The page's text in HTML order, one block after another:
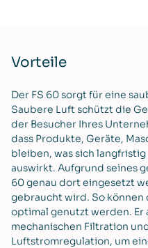
Vorteile
Der FS 60 sorgt für eine
Saubere Luft schützt die
der Besucher Ihres
dass Produkte, Geräte,
bleiben, was sich
auswirkt. Aufgrund seines
60 genau dort eingesetzt
gebraucht wird. So
optimal genutzt werden.
mechanischen Filtration
Luftstromregulation, um